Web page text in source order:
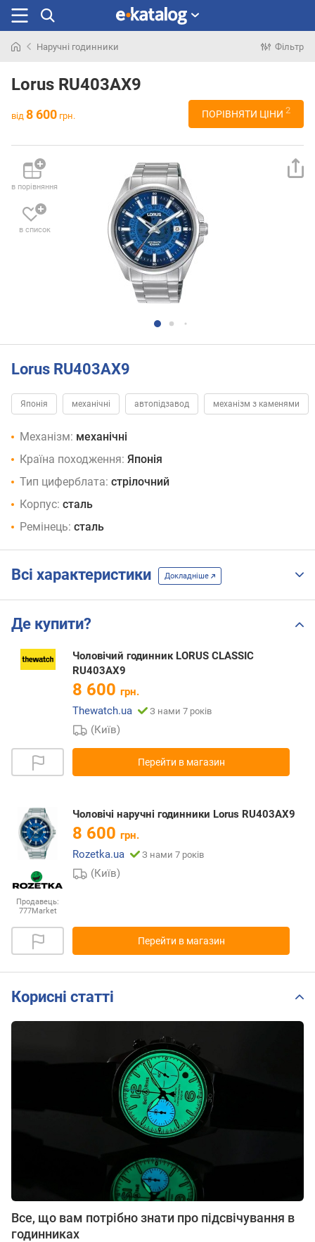
раніше
Наручні годинники Фільтр
Lorus RU403AX9
від 8 600 грн. ПОРІВНЯТИ ЦІНИ 2
в порівняння
в список
Lorus RU403AX9
Японія механічні автопідзавод механізм з каменями
Механізм: механічні
Країна походження: Японія
Тип циферблата: стрілочний
Корпус: сталь
Ремінець: сталь
Всі характеристики Докладніше
Де купити?
Чоловічий годинник LORUS CLASSIC
RU403AX9
8 600 грн.
Thewatch.ua
З нами 7 років
(Київ)
Перейти в магазин
Продавець:
777Market
Чоловічі наручні годинники Lorus RU403AX9
8 600 грн.
Rozetka.ua
З нами 7 років
(Київ)
Перейти в магазин
Корисні статті
Все, що вам потрібно знати про підсвічування в
годинниках